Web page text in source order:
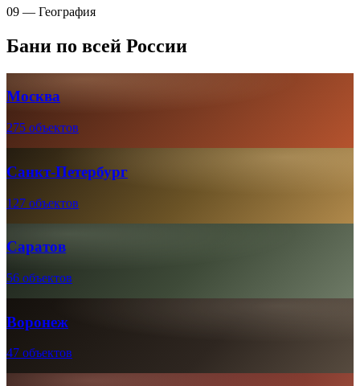
09 — География
Бани по всей России
Москва
275 объектов
Санкт-Петербург
127 объектов
Саратов
56 объектов
Воронеж
47 объектов